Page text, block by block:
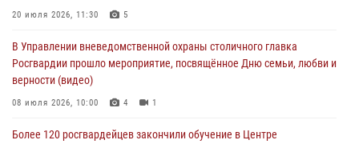
Офицер Росгвардии стал гостем прямого эфира на «Радио Москвы»
04 августа 2026, 12:28
В Москве росгвардейцы задержали подозреваемого в нападении
на охранника торгового центра (видео)
20 июля 2026, 11:30 5
В Управлении вневедомственной охраны столичного главка
Росгвардии прошло мероприятие, посвящённое Дню семьи, любви и
верности (видео)
08 июля 2026, 10:00 4 1
Более 120 росгвардейцев закончили обучение в Центре